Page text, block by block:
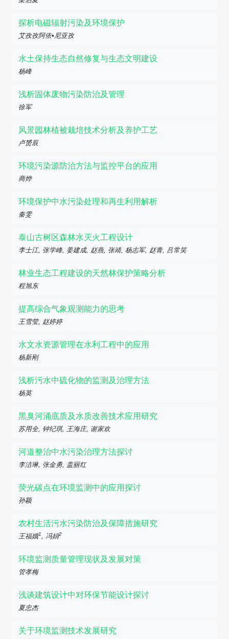
探析电磁辐射污染及环境保护
艾孜孜阿依•尼亚孜
水土保持生态自然修复与生态文明建设
杨峰
浅析固体废物污染防治及管理
徐军
风景园林植被栽培技术分析及养护工艺
卢赟辰
环境污染源防治方法与监控平台的应用
商烨
环境保护中水污染处理和再生利用解析
秦雯
泰山古树区森林水灭火工程设计
李士江, 张学峰, 姜建成, 赵燕, 张靖, 杨志军, 赵青, 吕常笑
林业生态工程建设的天然林保护策略分析
程旭东
提高综合气象观测能力的思考
王雪莹, 赵婷婷
水文水资源管理在水利工程中的应用
杨新刚
浅析污水中硫化物的监测及治理方法
杨英
黑臭河涌底质及水质改善技术应用研究
苏用全, 钟纪琪, 王海庄, 谢家欢
河道整治中水污染治理方法探讨
李洁琳, 张金勇, 盖丽红
荧光碳点在环境监测中的应用探讨
孙颖
农村生活污水污染防治及保障措施研究
王福娥1, 冯娟2
环境监测质量管理现状及发展对策
管孝梅
浅谈建筑设计中对环保节能设计探讨
夏忠杰
关于环境监测技术发展研究